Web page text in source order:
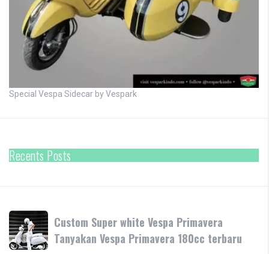
Special Vespa Sidecar by Vespark
Recents Posts
Custom
Super
white
Custom Super white Vespa Primavera
Tanyakan Vespa Primavera 180cc terbaru